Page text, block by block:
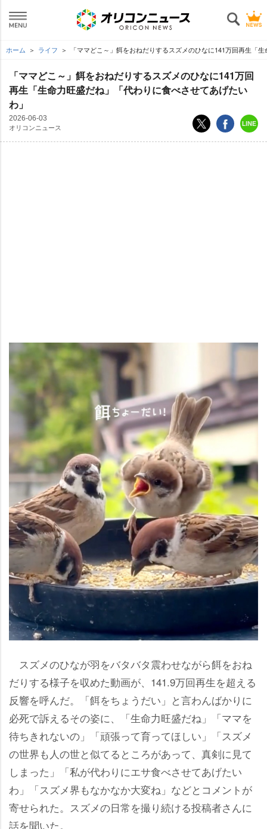
ホーム ライフ 「ママどこ～」餌をおねだりするスズメのひなに141万回再生「
「ママどこ～」餌をおねだりするスズメのひなに141万回
再生「生命力旺盛だね」「代わりに食べさせてあげたい
わ」
2026-06-03
オリコンニュース
スズメのひなが羽をバタバタ震わせながら餌をおね
だりする様子を収めた動画が、141.9万回再生を超える
反響を呼んだ。「餌をちょうだい」と言わんばかりに
必死で訴えるその姿に、「生命力旺盛だね」「ママを
待ちきれないの」「頑張って育ってほしい」「スズメ
の世界も人の世と似てるところがあって、真剣に見て
しまった」「私が代わりにエサ食べさせてあげたい
わ」「スズメ界もなかなか大変ね」などとコメントが
寄せられた。スズメの日常を撮り続ける投稿者さんに
話を聞いた。